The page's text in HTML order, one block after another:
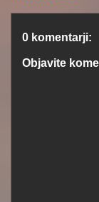
0 komentarji:
Objavite